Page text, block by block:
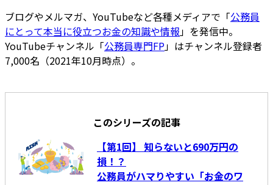
ブログやメルマガ、YouTubeなど各種メディアで「公務員
にとって本当に役立つお金の知識や情報」を発信中。
YouTubeチャンネル「公務員専門FP」はチャンネル登録者
7,000名（2021年10月時点）。
このシリーズの記事
【第1回】 知らないと690万円の
損！？
公務員がハマりやすい「お金のワ